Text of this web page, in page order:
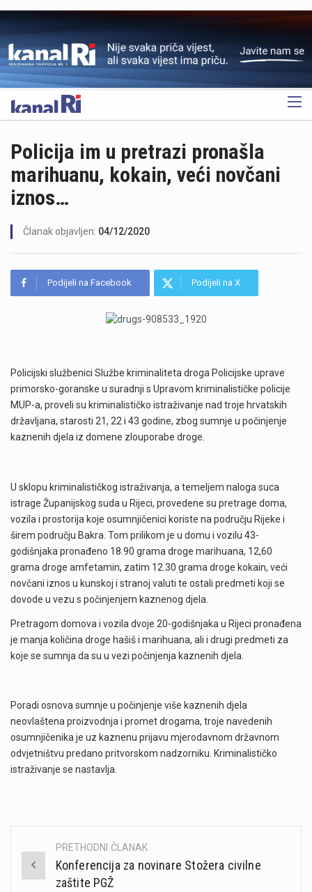
OGLAS
Policija im u pretrazi pronašla
marihuanu, kokain, veći novčani
iznos…
Članak objavljen: 04/12/2020
Podijeli na Facebook Podijeli na X
Policijski službenici Službe kriminaliteta droga Policijske uprave
primorsko-goranske u suradnji s Upravom kriminalističke policije
MUP-a, proveli su kriminalističko istraživanje nad troje hrvatskih
državljana, starosti 21, 22 i 43 godine, zbog sumnje u počinjenje
kaznenih djela iz domene zlouporabe droge.
U sklopu kriminalističkog istraživanja, a temeljem naloga suca
istrage Županijskog suda u Rijeci, provedene su pretrage doma,
vozila i prostorija koje osumnjičenici koriste na području Rijeke i
širem području Bakra. Tom prilikom je u domu i vozilu 43-
godišnjaka pronađeno 18.90 grama droge marihuana, 12,60
grama droge amfetamin, zatim 12.30 grama droge kokain, veći
novčani iznos u kunskoj i stranoj valuti te ostali predmeti koji se
dovode u vezu s počinjenjem kaznenog djela.
Pretragom domova i vozila dvoje 20-godišnjaka u Rijeci pronađena
je manja količina droge hašiš i marihuana, ali i drugi predmeti za
koje se sumnja da su u vezi počinjenja kaznenih djela.
Poradi osnova sumnje u počinjenje više kaznenih djela
neovlaštena proizvodnja i promet drogama, troje navedenih
osumnjičenika je uz kaznenu prijavu mjerodavnom državnom
odvjetništvu predano pritvorskom nadzorniku. Kriminalističko
istraživanje se nastavlja.
Post
navigation
PRETHODNI ČLANAK
Konferencija za novinare Stožera civilne
zaštite PGŽ